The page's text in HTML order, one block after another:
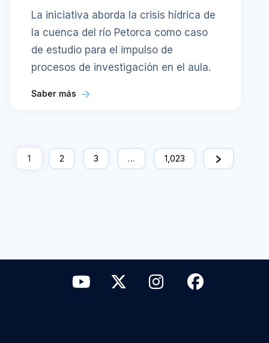
La iniciativa aborda la crisis hídrica de
la cuenca del río Petorca como caso
de estudio para el impulso de
procesos de investigación en el aula.
Saber más
1 2 3 … 1,023